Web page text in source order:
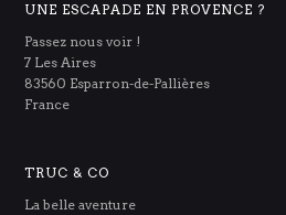
UNE ESCAPADE EN PROVENCE ?
Passez nous voir !
7 Les Aires
83560 Esparron-de-Pallières
France
TRUC & CO
La belle aventure